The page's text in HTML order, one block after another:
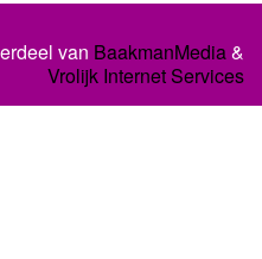
van BaakmanMedia&
Vrolijk Internet Services